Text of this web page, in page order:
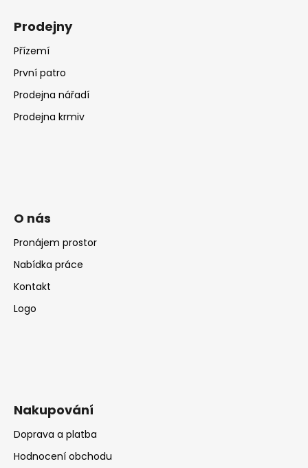
Prodejny
Přízemí
První patro
Prodejna nářadí
Prodejna krmiv
O nás
Pronájem prostor
Nabídka práce
Kontakt
Logo
Nakupování
Doprava a platba
Hodnocení obchodu